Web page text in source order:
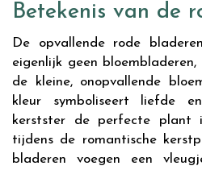
Betekenis van de
De opvallende rode
eigenlijk geen
de kleine, onopvallende
kleur symboliseert liefde
kerstster de perfecte
tijdens de romantische
bladeren voegen een